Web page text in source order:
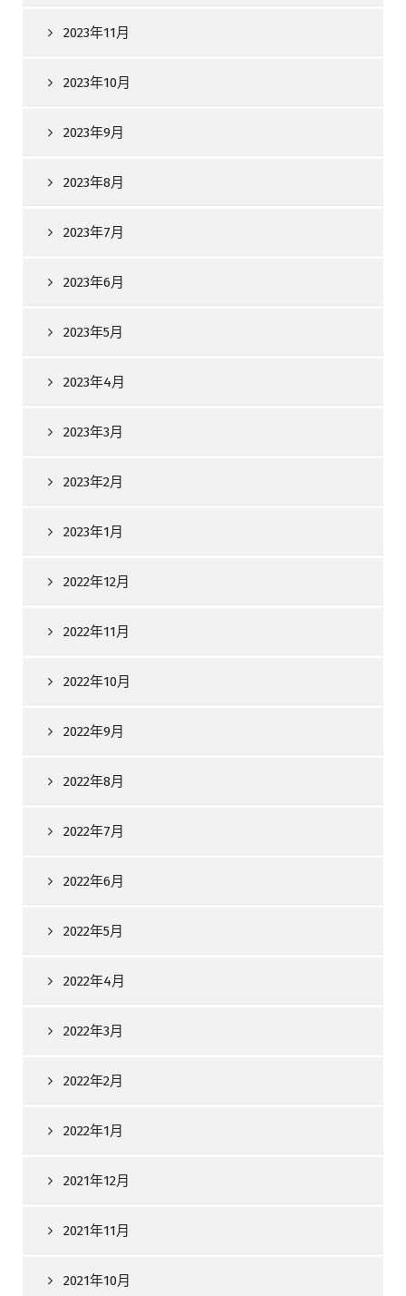
2023年11月
2023年10月
2023年9月
2023年8月
2023年7月
2023年6月
2023年5月
2023年4月
2023年3月
2023年2月
2023年1月
2022年12月
2022年11月
2022年10月
2022年9月
2022年8月
2022年7月
2022年6月
2022年5月
2022年4月
2022年3月
2022年2月
2022年1月
2021年12月
2021年11月
2021年10月